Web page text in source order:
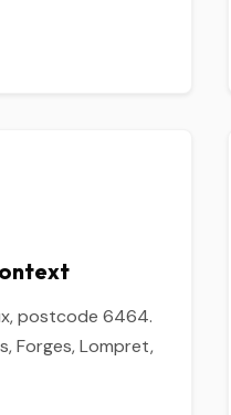
postcode 6464.
Forges, Lompret,